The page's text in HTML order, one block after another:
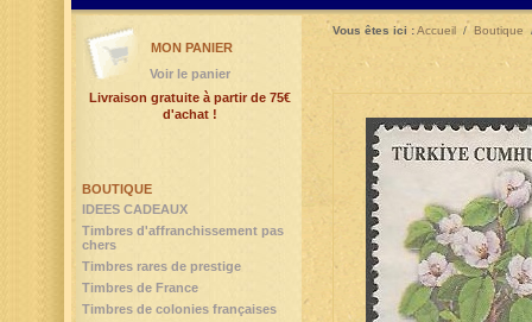
Vous êtes ici :Accueil / Boutique
BOUTIQUE
IDEES CADEAUX
Timbres d'affranchissement pas
chers
Timbres rares de prestige
Timbres de France
Timbres de colonies françaises
MON PANIER
Voir le panier
Livraison gratuite à partir de 75€
d'achat !